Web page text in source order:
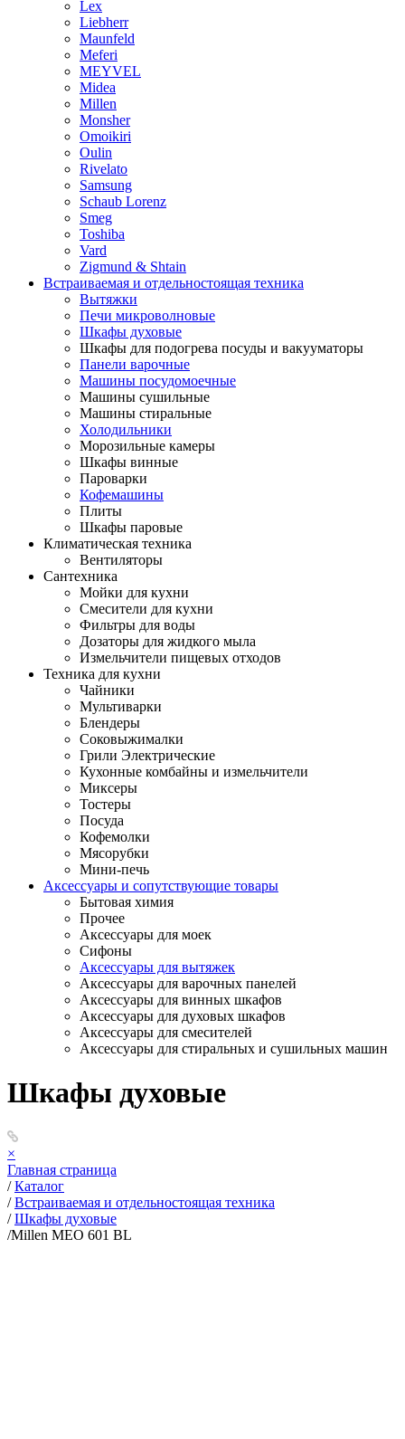
Lex
Liebherr
Maunfeld
Meferi
MEYVEL
Midea
Millen
Monsher
Omoikiri
Oulin
Rivelato
Samsung
Schaub Lorenz
Smeg
Toshiba
Vard
Zigmund & Shtain
Встраиваемая и отдельностоящая техника
Вытяжки
Печи микроволновые
Шкафы духовые
Шкафы для подогрева посуды и вакууматоры
Панели варочные
Машины посудомоечные
Машины сушильные
Машины стиральные
Холодильники
Морозильные камеры
Шкафы винные
Пароварки
Кофемашины
Плиты
Шкафы паровые
Климатическая техника
Вентиляторы
Сантехника
Мойки для кухни
Смесители для кухни
Фильтры для воды
Дозаторы для жидкого мыла
Измельчители пищевых отходов
Техника для кухни
Чайники
Мультиварки
Блендеры
Соковыжималки
Грили Электрические
Кухонные комбайны и измельчители
Миксеры
Тостеры
Посуда
Кофемолки
Мясорубки
Мини-печь
Аксессуары и сопутствующие товары
Бытовая химия
Прочее
Аксессуары для моек
Сифоны
Аксессуары для вытяжек
Аксессуары для варочных панелей
Аксессуары для винных шкафов
Аксессуары для духовых шкафов
Аксессуары для смесителей
Аксессуары для стиральных и сушильных машин
Шкафы духовые
×
Главная страница
/ Каталог
/ Встраиваемая и отдельностоящая техника
/ Шкафы духовые
/Millen MEO 601 BL